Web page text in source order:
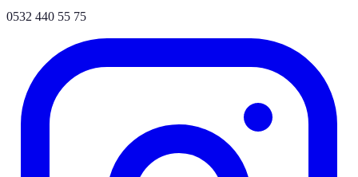
0532 440 55 75